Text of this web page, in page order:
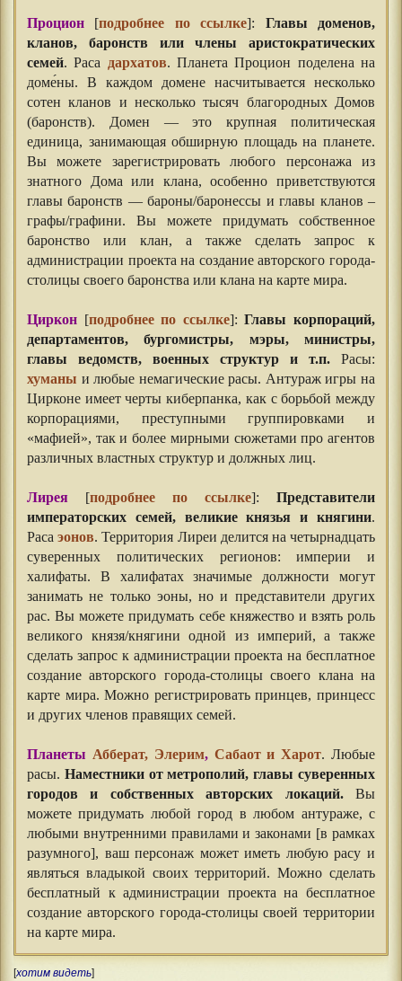
Процион [подробнее по ссылке]: Главы доменов,
кланов, баронств или члены аристократических
семей. Раса дархатов. Планета Процион поделена на
доме́ны. В каждом домене насчитывается несколько
сотен кланов и несколько тысяч благородных Домов
(баронств). Домен — это крупная политическая
единица, занимающая обширную площадь на планете.
Вы можете зарегистрировать любого персонажа из
знатного Дома или клана, особенно приветствуются
главы баронств — бароны/баронессы и главы кланов –
графы/графини. Вы можете придумать собственное
баронство или клан, а также сделать запрос к
администрации проекта на создание авторского города-
столицы своего баронства или клана на карте мира.
Циркон [подробнее по ссылке]:Главы корпораций,
департаментов, бургомистры, мэры, министры,
главы ведомств, военных структур и т.п. Расы:
хуманы и любые немагические расы. Антураж игры на
Цирконе имеет черты киберпанка, как с борьбой между
корпорациями, преступными группировками и
«мафией», так и более мирными сюжетами про агентов
различных властных структур и должных лиц.
Лирея [подробнее по ссылке]: Представители
императорских семей, великие князья и княгини.
Расаэонов. Территория Лиреи делится на четырнадцать
суверенных политических регионов: империи и
халифаты. В халифатах значимые должности могут
занимать не только эоны, но и представители других
рас. Вы можете придумать себе княжество и взять роль
великого князя/княгини одной из империй, а также
сделать запрос к администрации проекта на бесплатное
создание авторского города-столицы своего клана на
карте мира. Можно регистрировать принцев, принцесс
и других членов правящих семей.
Планеты Абберат, Элерим, Сабаот и Харот. Любые
расы. Наместники от метрополий, главы суверенных
городов и собственных авторских локаций.Вы
можете придумать любой город в любом антураже, с
любыми внутренними правилами и законами [в рамках
разумного], ваш персонаж может иметь любую расу и
являться владыкой своих территорий. Можно сделать
бесплатный к администрации проекта на бесплатное
создание авторского города-столицы своей территории
на карте мира.
[хотим видеть]